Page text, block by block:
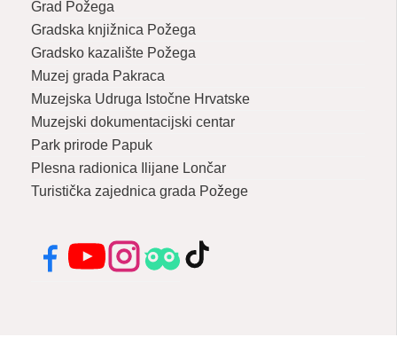
Grad Požega
Gradska knjižnica Požega
Gradsko kazalište Požega
Muzej grada Pakraca
Muzejska Udruga Istočne Hrvatske
Muzejski dokumentacijski centar
Park prirode Papuk
Plesna radionica Ilijane Lončar
Turistička zajednica grada Požege
FacebookYouTubeInstagramTripadvisor
TikTok